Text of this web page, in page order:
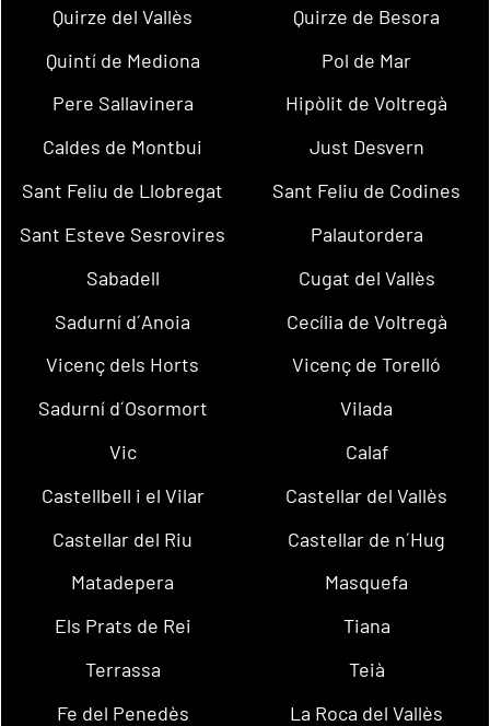
Quirze del Vallès
Quirze de Besora
Quintí de Mediona
Pol de Mar
Pere Sallavinera
Hipòlit de Voltregà
Caldes de Montbui
Just Desvern
Sant Feliu de Llobregat
Sant Feliu de Codines
Sant Esteve Sesrovires
Palautordera
Sabadell
Cugat del Vallès
Sadurní d´Anoia
Cecília de Voltregà
Vicenç dels Horts
Vicenç de Torelló
Sadurní d´Osormort
Vilada
Vic
Calaf
Castellbell i el Vilar
Castellar del Vallès
Castellar del Riu
Castellar de n´Hug
Matadepera
Masquefa
Els Prats de Rei
Tiana
Terrassa
Teià
Fe del Penedès
La Roca del Vallès